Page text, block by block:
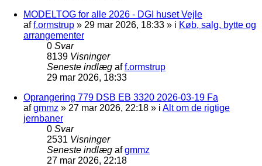
MODELTOG for alle 2026 - DGI huset Vejle
aff.ormstrup » 29 mar 2026, 18:33 » i Køb, salg, bytte og
arrangementer
0 Svar
8139 Visninger
Seneste indlæg aff.ormstrup
29 mar 2026, 18:33
Oprangering 779 DSB EB 3320 2026-03-19 Fa
afgmmz » 27 mar 2026, 22:18 » i Alt om de rigtige
jernbaner
0 Svar
2531 Visninger
Seneste indlæg afgmmz
27 mar 2026, 22:18